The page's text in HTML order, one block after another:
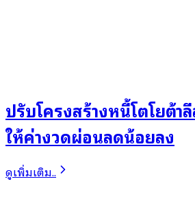
ปรับโครงสร้างหนี้โตโยต้า
ให้ค่างวดผ่อนลดน้อยลง
ดูเพิ่มเติม..